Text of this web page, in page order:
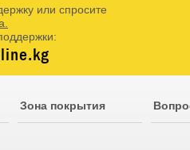
или спросите
Зона покрытия